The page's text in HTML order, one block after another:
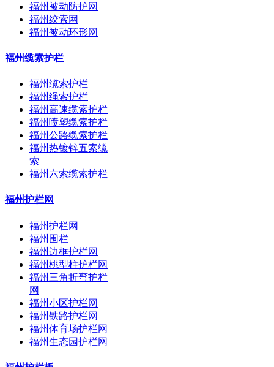
福州被动防护网
福州绞索网
福州被动环形网
福州缆索护栏
福州缆索护栏
福州绳索护栏
福州高速缆索护栏
福州喷塑缆索护栏
福州公路缆索护栏
福州热镀锌五索缆
索
福州六索缆索护栏
福州护栏网
福州护栏网
福州围栏
福州边框护栏网
福州桃型柱护栏网
福州三角折弯护栏
网
福州小区护栏网
福州铁路护栏网
福州体育场护栏网
福州生态园护栏网